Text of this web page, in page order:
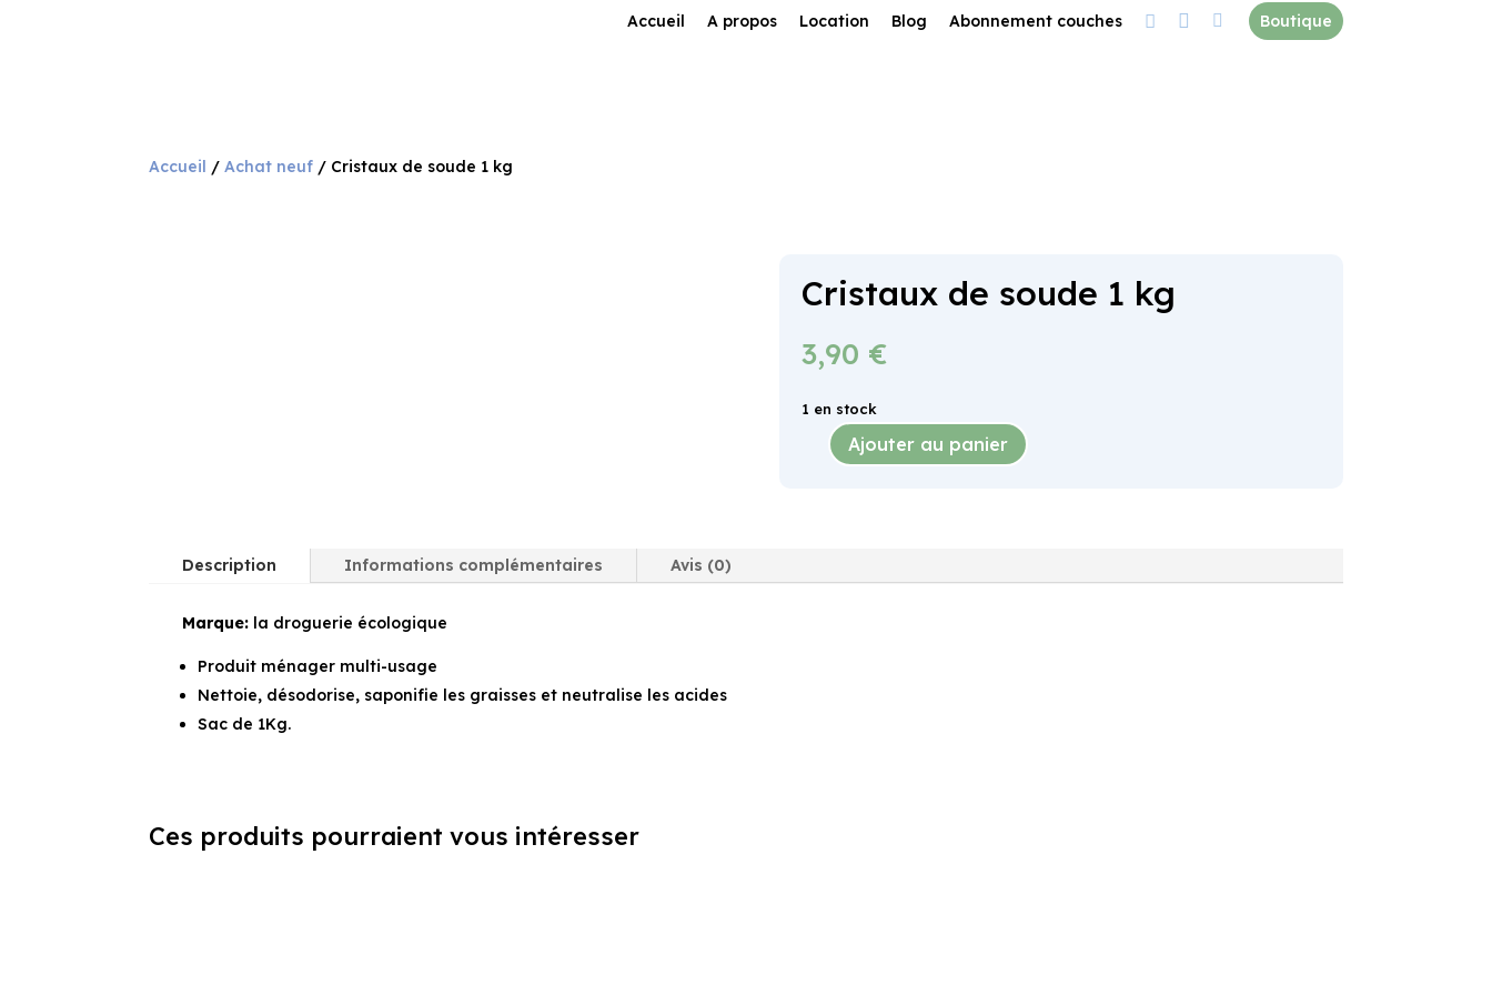
Accueil A propos Location Blog Abonnement couches    Boutique
Accueil /Achat neuf / Cristaux de soude 1 kg
Cristaux de soude 1 kg
3,90 €
1 en stock
quantité
1
Ajouter au panier
Description Informations complémentaires Avis (0)
Marque: la droguerie écologique
Produit ménager multi-usage
Nettoie, désodorise, saponifie les graisses et neutralise les acides
Sac de 1Kg.
Ces produits pourraient vous intéresser